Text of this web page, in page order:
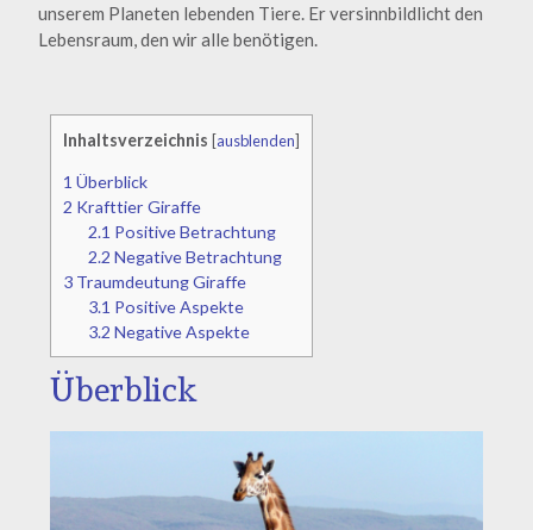
unserem Planeten lebenden Tiere. Er versinnbildlicht den
Lebensraum, den wir alle benötigen.
Inhaltsverzeichnis [ausblenden]
1 Überblick
2 Krafttier Giraffe
2.1 Positive Betrachtung
2.2 Negative Betrachtung
3 Traumdeutung Giraffe
3.1 Positive Aspekte
3.2 Negative Aspekte
Überblick